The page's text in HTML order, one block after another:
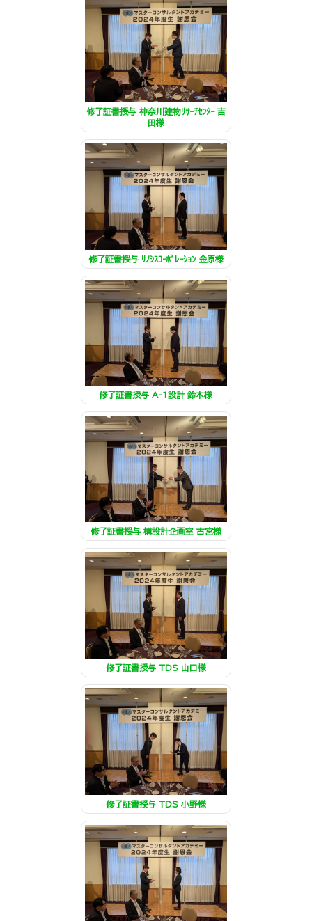
修了証書授与 神奈川建物ﾘｻｰﾁｾﾝﾀｰ 吉
田様
修了証書授与 ﾘﾉｼｽｺｰﾎﾟﾚｰｼｮﾝ 金原様
修了証書授与 A-1設計 鈴木様
修了証書授与 構設計企画室 古宮様
修了証書授与 TDS 山口様
修了証書授与 TDS 小野様